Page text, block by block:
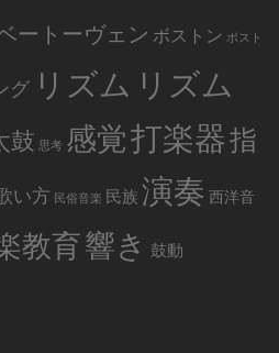
ートーヴェン ボストン ボスト
グ リズム リズム
鼓 思考 感覚打楽器指
い方 民俗音楽 民族 演奏 西洋音
教育響き 鼓動